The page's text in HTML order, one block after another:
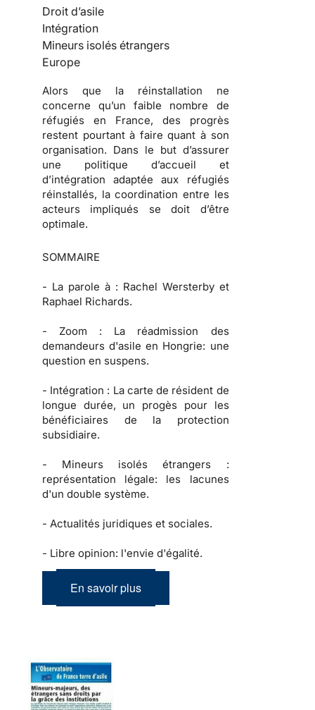
Droit d’asile
Intégration
Mineurs isolés étrangers
Europe
Alors que la réinstallation ne
concerne qu’un faible nombre de
réfugiés en France, des progrès
restent pourtant à faire quant à son
organisation. Dans le but d’assurer
une politique d’accueil et
d’intégration adaptée aux réfugiés
réinstallés, la coordination entre les
acteurs impliqués se doit d’être
optimale.
SOMMAIRE
- La parole à : Rachel Wersterby et
Raphael Richards.
-Zoom : La réadmission des
demandeurs d'asile en Hongrie: une
question en suspens.
- Intégration : La carte de résident de
longue durée, un progès pour les
bénéficiaires de la protection
subsidiaire.
- Mineurs isolés étrangers :
représentation légale: les lacunes
d'un double système.
- Actualités juridiques et sociales.
- Libre opinion: l'envie d'égalité.
En savoir plus